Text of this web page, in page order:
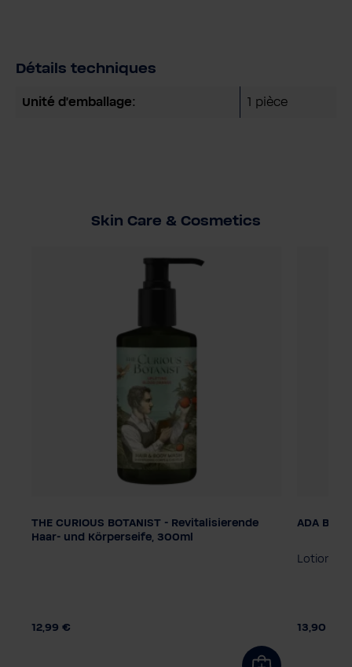
Détails techniques
Unité d'emballage: 1 pièce
Skin Care & Cosmetics
Dosage
Distributeur à pompe
THE CURIOUS BOTANIST - Revitalisierende
Haar- und Körperseife, 300ml
12,99 €
Dosage
ADA Be
Lotion
13,90 €